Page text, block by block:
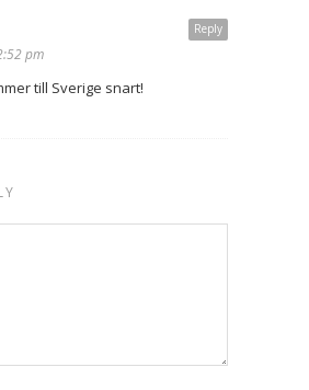
Reply
pm
till Sverige snart!